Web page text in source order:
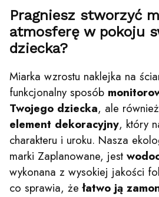
Pragniesz stworzyć
atmosferę w pokoju
dziecka?
Miarka wzrostu naklejka na
funkcjonalny sposób
Twojego dziecka, ale
element dekoracyjny, który
charakteru i uroku. Nasza
marki Zaplanowane, jest
wykonana z wysokiej jakości
co sprawia, że łatwo ją